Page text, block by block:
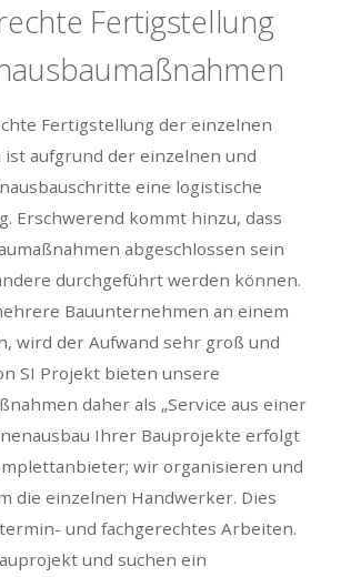
Fertigstellung
Fertigstellung der einzelnen
ist aufgrund der einzelnen und
eine logistische
Erschwerend kommt hinzu, dass
abgeschlossen sein
durchgeführt werden können.
Bauunternehmen an einem
wird der Aufwand sehr groß und
SI Projekt bieten unsere
daher als „Service aus einer
Ihrer Bauprojekte erfolgt
wir organisieren und
die einzelnen Handwerker. Dies
und fachgerechtes Arbeiten.
und suchen ein